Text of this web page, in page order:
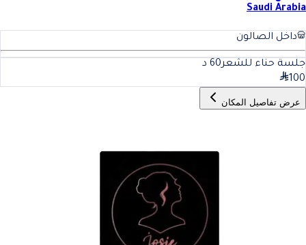
Saudi Arabia
داخل الصالون
جلسة حناء للشعر60 د
100
عرض تفاصيل المكان